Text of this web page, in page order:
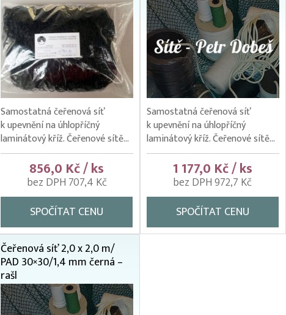
Samostatná čeřenová síť
k upevnění na úhlopříčný
laminátový kříž. Čeřenové sítě...
856,0 Kč / ks
bez DPH 707,4 Kč
SPOČÍTAT CENU
Samostatná čeřenová síť
k upevnění na úhlopříčný
laminátový kříž. Čeřenové sítě...
1 177,0 Kč / ks
bez DPH 972,7 Kč
SPOČÍTAT CENU
Čeřenová síť 2,0 x 2,0 m/
PAD 30×30/1,4 mm černá –
rašl